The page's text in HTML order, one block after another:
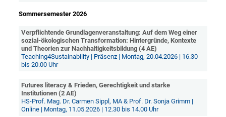
Sommersemester 2026
Verpflichtende Grundlagenveranstaltung: Auf dem Weg einer
sozial-ökologischen Transformation: Hintergründe, Kontexte
und Theorien zur Nachhaltigkeitsbildung (4 AE)
Teaching4Sustainability | Präsenz | Montag, 20.04.2026 | 16.30
bis 20.00 Uhr
Futures literacy & Frieden, Gerechtigkeit und starke
Institutionen (2 AE)
HS-Prof. Mag. Dr. Carmen Sippl, MA & Prof. Dr. Sonja Grimm |
Online | Montag, 11.05.2026 | 12.30 bis 14.00 Uhr